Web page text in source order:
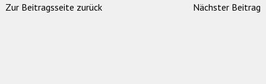
Zur Beitragsseite zurück Nächster Beitrag